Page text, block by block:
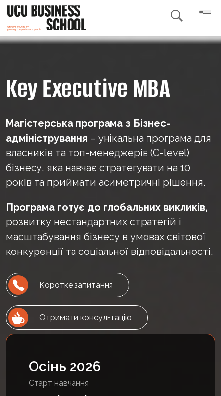

Key Executive MBA
Магістерська програма з Бізнес-
адміністрування – унікальна програма для
власників та топ-менеджерів (С-level)
бізнесу, яка навчає стратегувати на 10
років та приймати асиметричні рішення.
Програма готує до глобальних викликів,
розвитку нестандартних стратегій і
масштабування бізнесу в умовах світової
конкуренції та соціальної відповідальності.
Коротке запитання
Отримати консультацію
Осінь 2026
Старт навчання